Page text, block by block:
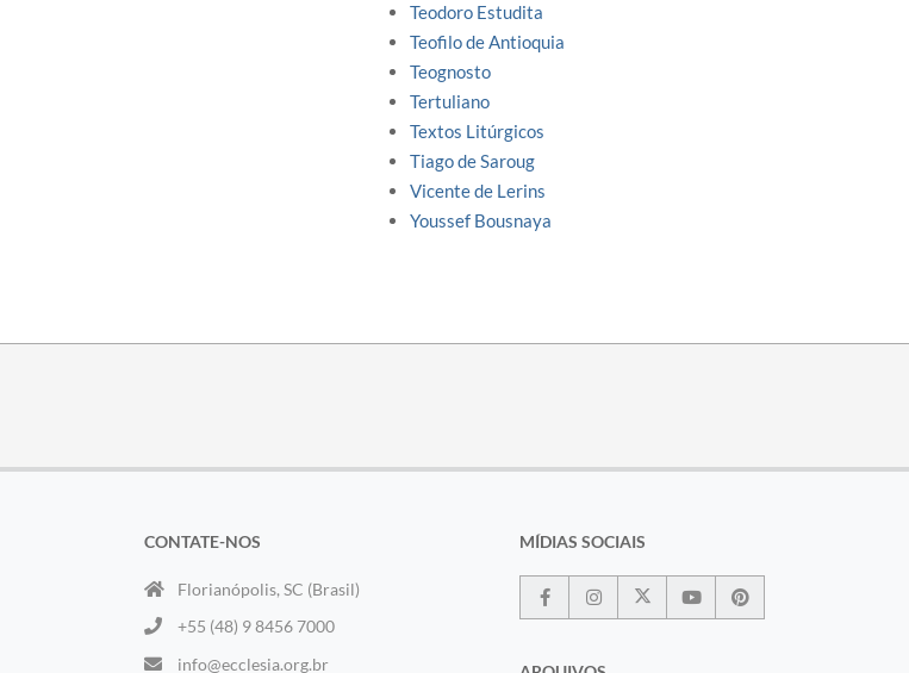
Teodoro Estudita
Teofilo de Antioquia
Teognosto
Tertuliano
Textos Litúrgicos
Tiago de Saroug
Vicente de Lerins
Youssef Bousnaya
CONTATE-NOS
Florianópolis, SC (Brasil)
+55 (48) 9 8456 7000
info@ecclesia.org.br
MÍDIAS SOCIAIS